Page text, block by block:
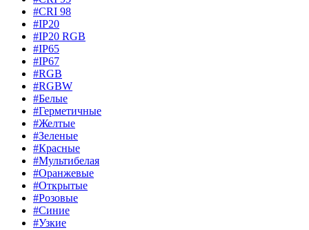
#CRI 98
#IP20
#IP20 RGB
#IP65
#IP67
#RGB
#RGBW
#Белые
#Герметичные
#Желтые
#Зеленые
#Красные
#Мультибелая
#Оранжевые
#Открытые
#Розовые
#Синие
#Узкие